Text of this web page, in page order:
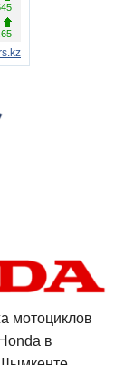
мотоциклов
в